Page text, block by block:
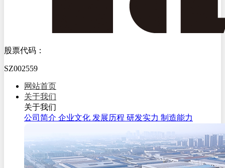
股票代码：
SZ002559
网站首页
关于我们
关于我们
公司简介 企业文化 发展历程 研发实力 制造能力